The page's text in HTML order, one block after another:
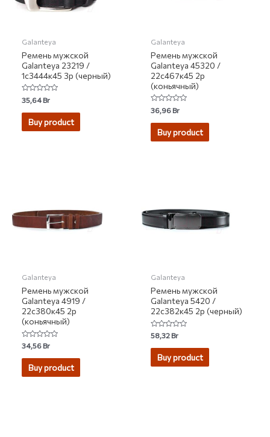
Galanteya
Ремень мужской
Galanteya 23219 /
1с3444к45 3р (черный)
Rated
0
out
35,64Br
Buy product
Galanteya
Ремень мужской
Galanteya 45320 /
22с467к45 2р
(коньячный)
Rated
0
out
36,96Br
Buy product
Galanteya
Ремень мужской
Galanteya 4919 /
22с380к45 2р
(коньячный)
Rated
0
out
34,56Br
Buy product
Galanteya
Ремень мужской
Galanteya 5420 /
22с382к45 2р (черный)
Rated
0
out
58,32Br
Buy product